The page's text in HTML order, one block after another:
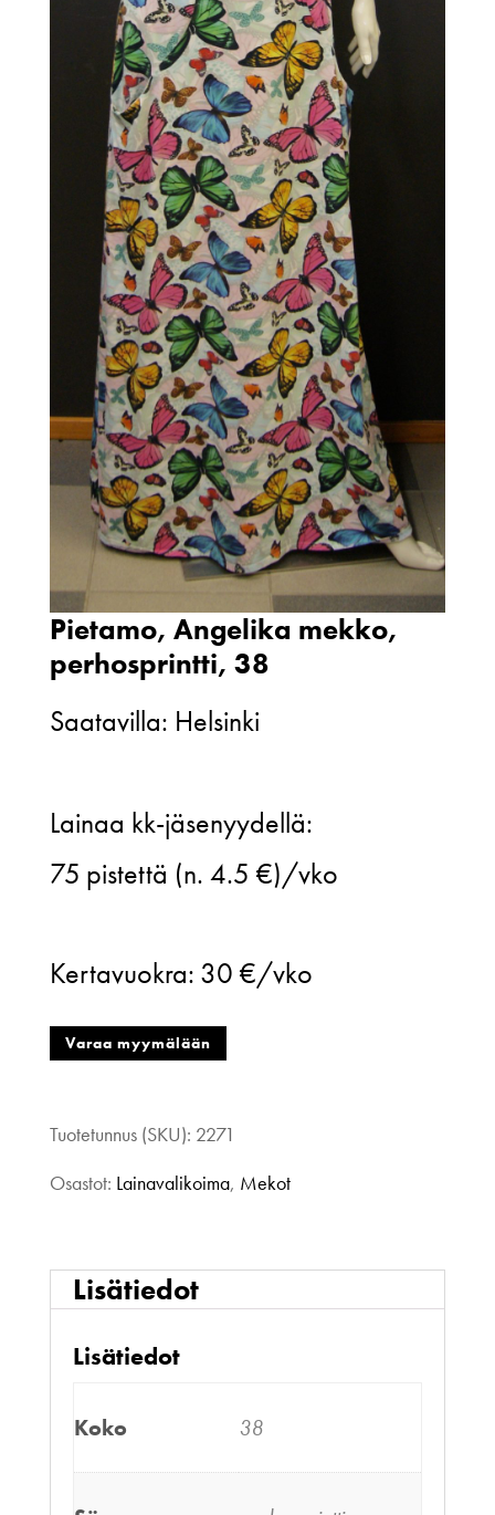
Pietamo, Angelika mekko,
perhosprintti, 38
Saatavilla: Helsinki
Angelika
mekko,
38
määrä
Lainaa kk-jäsenyydellä:
75 pistettä (n. 4.5 €)/vko
Kertavuokra: 30 €/vko
Varaa myymälään
Tuotetunnus (SKU): 2271
Osastot: Lainavalikoima, Mekot
Lisätiedot
Lisätiedot
Koko 38